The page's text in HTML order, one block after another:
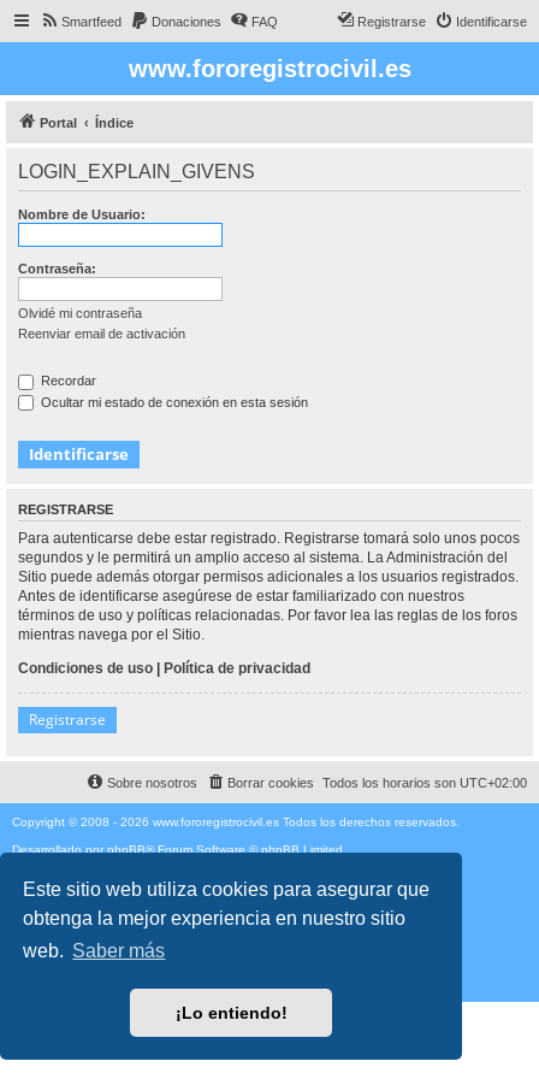
Este sitio web utiliza cookies para asegurar que
obtenga la mejor experiencia en nuestro sitio
web. Saber más
¡Lo entiendo!
Smartfeed Donaciones FAQ Identificarse
Registrarse
www.fororegistrocivil.es
Portal Índice
LOGIN_EXPLAIN_GIVENS
Nombre de Usuario:
Contraseña:
Olvidé mi contraseña
Reenviar email de activación
Recordar
Ocultar mi estado de conexión en esta sesión
REGISTRARSE
Para autenticarse debe estar registrado. Registrarse tomará solo unos pocos
segundos y le permitirá un amplio acceso al sistema. La Administración del
Sitio puede además otorgar permisos adicionales a los usuarios registrados.
Antes de identificarse asegúrese de estar familiarizado con nuestros
términos de uso y políticas relacionadas. Por favor lea las reglas de los foros
mientras navega por el Sitio.
Condiciones de uso | Política de privacidad
Registrarse
Todos los horarios son UTC+02:00
Borrar cookies
Sobre nosotros
Copyright © 2008 - 2026 www.fororegistrocivil.es Todos los derechos reservados.
Desarrollado por phpBB® Forum Software © phpBB Limited
Styleproflatpor © Mazeltof2017
Privacidad|Condiciones
Time: 0.180s| Peak Memory Usage: 1.96 MiB | GZIP: Off |Queries: 12